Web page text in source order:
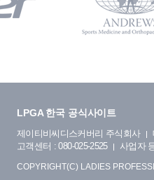
LPGA 한국 공식사이트
제이티비씨디스커버리 주식회사
고객센터 : 080-025-2525
사업자
COPYRIGHT(C) LADIES